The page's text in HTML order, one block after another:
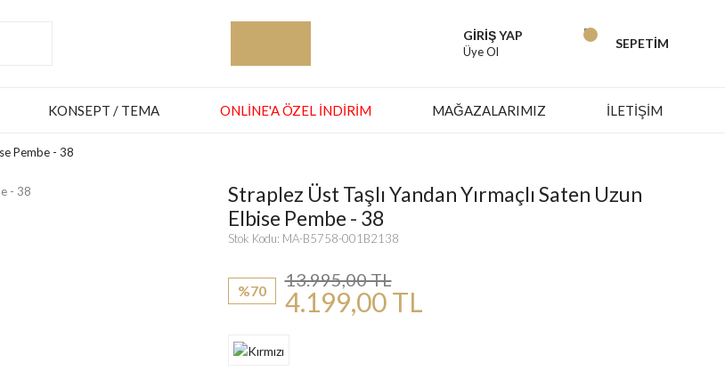
GİRİŞ YAP
Üye Ol
SEPETİM
KONSEPT / TEMA ONLINE'A ÖZEL İNDIRIM MAĞAZALARIMIZ İLETİŞİM
Pembe - 38
Straplez Üst Taşlı Yandan Yırmaçlı Saten Uzun
Elbise Pembe - 38
Stok Kodu: MA-B5758-001B2138
%70
13.995,00 TL
4.199,00 TL